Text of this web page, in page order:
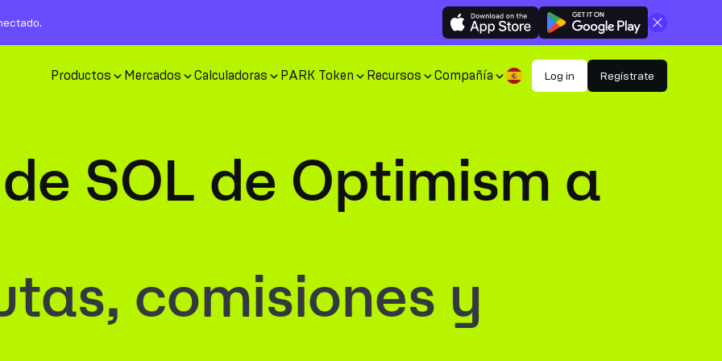
Cerrar
Productos Mercados Calculadoras PARK Token Recursos Compañía Log in Regístrate
SOL de Optimism a
comisiones y